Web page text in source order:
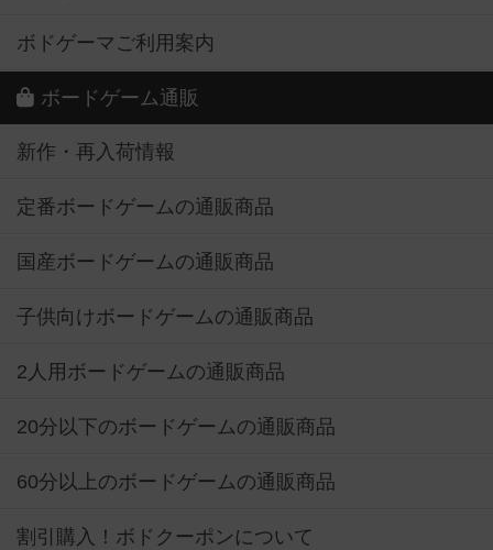
ボドゲーマご利用案内
ボードゲーム通販
新作・再入荷情報
定番ボードゲームの通販商品
国産ボードゲームの通販商品
子供向けボードゲームの通販商品
2人用ボードゲームの通販商品
20分以下のボードゲームの通販商品
60分以上のボードゲームの通販商品
割引購入！ボドクーポンについて